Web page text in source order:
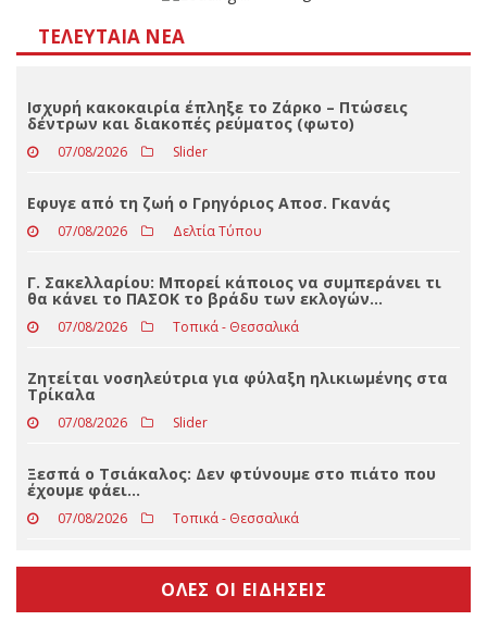
ΤΕΛΕΥΤΑΊΑ ΝΈΑ
Ισχυρή κακοκαιρία έπληξε το Ζάρκο – Πτώσεις
δέντρων και διακοπές ρεύματος (φωτο)
Eφυγε από τη ζωή ο Γρηγόριος Αποσ. Γκανάς
07/08/2026 Δελτία Τύπου
Γ. Σακελλαρίου: Μπορεί κάποιος να συμπεράνει τι
θα κάνει το ΠΑΣΟΚ το βράδυ των εκλογών…
07/08/2026 Τοπικά - Θεσσαλικά
Ζητείται νοσηλεύτρια για φύλαξη ηλικιωμένης στα
Τρίκαλα
07/08/2026 Slider
Ξεσπά ο Τσιάκαλος: Δεν φτύνουμε στο πιάτο που
07/08/2026 Τοπικά - Θεσσαλικά